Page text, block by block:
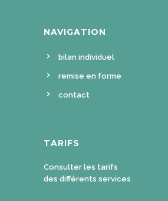
NAVIGATION
bilan individuel
remise en forme
contact
TARIFS
Consulter les tarifs
des différents services